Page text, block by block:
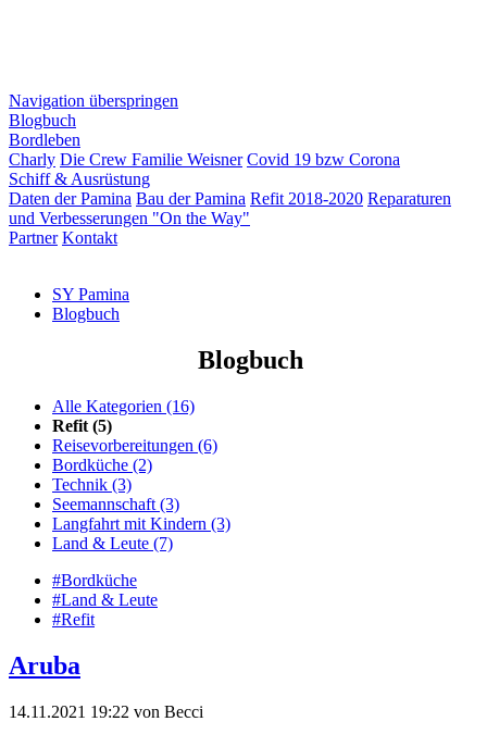
Navigation überspringen
Blogbuch
Bordleben
Charly Die Crew Familie Weisner Covid 19 bzw Corona
Schiff & Ausrüstung
Daten der Pamina Bau der Pamina Refit 2018-2020 Reparaturen
und Verbesserungen "On the Way"
Partner Kontakt
SY Pamina
Blogbuch
Blogbuch
Alle Kategorien (16)
Refit (5)
Reisevorbereitungen (6)
Bordküche (2)
Technik (3)
Seemannschaft (3)
Langfahrt mit Kindern (3)
Land & Leute (7)
#Bordküche
#Land & Leute
#Refit
Aruba
14.11.2021 19:22 von Becci